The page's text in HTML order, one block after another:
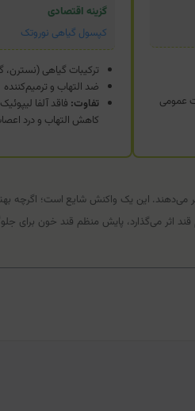
عمومی
گزینه اقتصادی
کپسول گیاهی نوروتک
ترکیبات گیاهی (نسترن،
ضد التهاب و ترمیم‌کننده
تفاوت: فاقد آلفا
کاهش التهاب و درد
می‌دهند. این یک واکنش شایع است؛ اگرچه
می‌گذارد، پایش منظم قند خون برای